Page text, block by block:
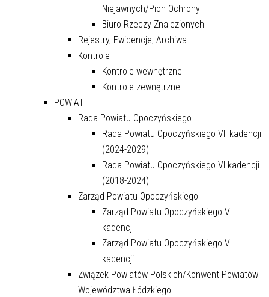
Niejawnych/Pion Ochrony
Biuro Rzeczy Znalezionych
Rejestry, Ewidencje, Archiwa
Kontrole
Kontrole wewnętrzne
Kontrole zewnętrzne
POWIAT
Rada Powiatu Opoczyńskiego
Rada Powiatu Opoczyńskiego VII kadencji
(2024-2029)
Rada Powiatu Opoczyńskiego VI kadencji
(2018-2024)
Zarząd Powiatu Opoczyńskiego
Zarząd Powiatu Opoczyńskiego VI
kadencji
Zarząd Powiatu Opoczyńskiego V
kadencji
Związek Powiatów Polskich/Konwent Powiatów
Województwa Łódzkiego